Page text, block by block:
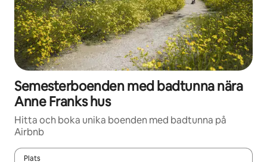
Semesterboenden med badtunna nära
Anne Franks hus
Hitta och boka unika boenden med badtunna på
Airbnb
Plats